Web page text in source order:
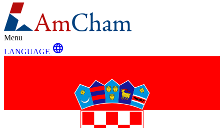
Menu
LANGUAGE language